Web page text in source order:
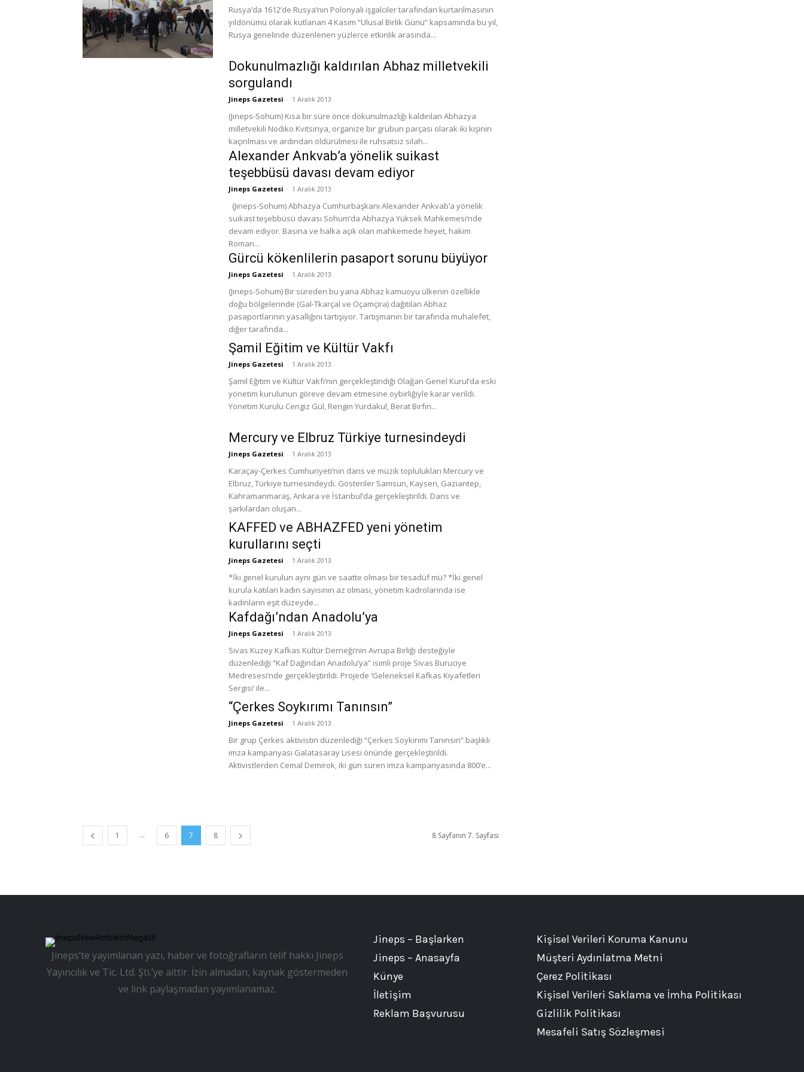
Rusya’da 1612’de Rusya’nın Polonyalı işgalciler tarafından kurtarılmasının
yıldönümü olarak kutlanan 4 Kasım “Ulusal Birlik Günü” kapsamında bu yıl,
Rusya genelinde düzenlenen yüzlerce etkinlik arasında...
Dokunulmazlığı kaldırılan Abhaz milletvekili
sorgulandı
Jineps Gazetesi - 1 Aralık 2013
(Jıneps-Sohum) Kısa bir süre önce dokunulmazlığı kaldırılan Abhazya
milletvekili Nodiko Kvitsinya, organize bir grubun parçası olarak iki kişinin
kaçırılması ve ardından öldürülmesi ile ruhsatsız silah...
Alexander Ankvab’a yönelik suikast
teşebbüsü davası devam ediyor
Jineps Gazetesi - 1 Aralık 2013
(Jıneps-Sohum) Abhazya Cumhurbaşkanı Alexander Ankvab’a yönelik
suikast teşebbüsü davası Sohum’da Abhazya Yüksek Mahkemesi’nde
devam ediyor. Basına ve halka açık olan mahkemede heyet, hakim
Roman...
Gürcü kökenlilerin pasaport sorunu büyüyor
Jineps Gazetesi - 1 Aralık 2013
(Jıneps-Sohum) Bir süreden bu yana Abhaz kamuoyu ülkenin özellikle
doğu bölgelerinde (Gal-Tkarçal ve Oçamçira) dağıtılan Abhaz
pasaportlarının yasallığını tartışıyor. Tartışmanın bir tarafında muhalefet,
diğer tarafında...
Şamil Eğitim ve Kültür Vakfı
Jineps Gazetesi - 1 Aralık 2013
Şamil Eğitim ve Kültür Vakfı’nın gerçekleştiridiği Olağan Genel Kurul’da eski
yönetim kurulunun göreve devam etmesine oybirliğiyle karar verildi.
Yönetim Kurulu Cengiz Gül, Rengin Yurdakul, Berat Bırfın...
Mercury ve Elbruz Türkiye turnesindeydi
Jineps Gazetesi - 1 Aralık 2013
Karaçay-Çerkes Cumhuriyeti’nin dans ve müzik toplulukları Mercury ve
Elbruz, Türkiye turnesindeydi. Gösteriler Samsun, Kayseri, Gaziantep,
Kahramanmaraş, Ankara ve İstanbul’da gerçekleştirildi. Dans ve
şarkılardan oluşan...
KAFFED ve ABHAZFED yeni yönetim
kurullarını seçti
Jineps Gazetesi - 1 Aralık 2013
*İki genel kurulun aynı gün ve saatte olması bir tesadüf mü? *İki genel
kurula katılan kadın sayısının az olması, yönetim kadrolarında ise
kadınların eşit düzeyde...
Kafdağı’ndan Anadolu’ya
Jineps Gazetesi - 1 Aralık 2013
Sivas Kuzey Kafkas Kültür Derneği’nin Avrupa Birliği desteğiyle
düzenlediği “Kaf Dağından Anadolu’ya” isimli proje Sivas Buruciye
Medresesi’nde gerçekleştirildi. Projede ‘Geleneksel Kafkas Kıyafetleri
Sergisi’ ile...
“Çerkes Soykırımı Tanınsın”
Jineps Gazetesi - 1 Aralık 2013
Bir grup Çerkes aktivistin düzenlediği “Çerkes Soykırımı Tanınsın” başlıklı
imza kampanyası Galatasaray Lisesi önünde gerçekleştirildi.
Aktivistlerden Cemal Demirok, iki gün süren imza kampanyasında 800’e...
1 ... 6 7 8 8 Sayfanın 7. Sayfası
Jineps’te yayımlanan yazı, haber ve fotoğrafların telif hakkı Jineps
Yayıncılık ve Tic. Ltd. Şti.’ye aittir. İzin almadan, kaynak göstermeden
ve link paylaşmadan yayımlanamaz.
Jineps – Başlarken
Jineps – Anasayfa
Künye
İletişim
Reklam Başvurusu
Kişisel Verileri Koruma Kanunu
Müşteri Aydınlatma Metni
Çerez Politikası
Kişisel Verileri Saklama ve İmha Politikası
Gizlilik Politikası
Mesafeli Satış Sözleşmesi